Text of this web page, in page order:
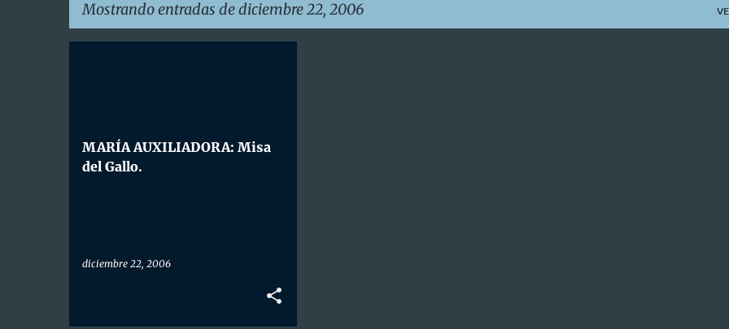
Mostrando entradas de diciembre 22, 2006
MARÍA AUXILIADORA: Misa
del Gallo.
diciembre 22, 2006